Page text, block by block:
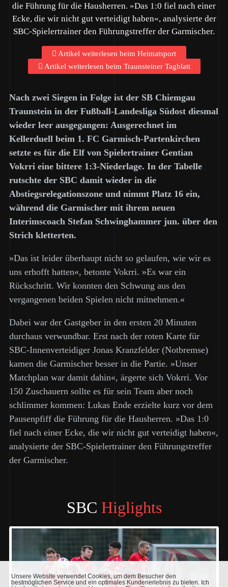
die Führung für die Hausherren. »Das 1:0 fiel nach einer
Ecke, die wir nicht gut verteidigt haben«, analysierte der
SBC-Spielertrainer den Führungstreffer der Garmischer.
Artikel weiterlesen beim Heimatsport
Artikel weiterlesen beim Traunsteiner Tagblatt
Nach zwei Siegen in Folge ist der SB Chiemgau
Traunstein in der Fußball-Landesliga Südost diesmal
wieder leer ausgegangen: Ausgerechnet im
Kellerduell beim 1. FC Garmisch-Partenkirchen
setzte es für die Elf von Spielertrainer Gentian
Vokrri eine bittere 1:3-Niederlage. In der Tabelle
rutschte der SBC damit wieder in die
Abstiegsrelegationszone und nimmt Platz 16 ein,
während die Garmischer mit ihrem neuen
Interimscoach Stefan Schwinghammer jun. über den
Strich kletterten.
»Das ist leider überhaupt nicht so gelaufen, wie wir es
uns erhofft hatten«, betonte Vokrri. »Es war ein
Rückschritt. Wir konnten den Schwung aus den
vergangenen beiden Spielen nicht mitnehmen.«
Dabei war der Gastgeber in den ersten 20 Minuten
durchaus verwundbar. Erst nach der roten Karte für
SBC-Innenverteidiger Jonas Kranzfelder (Notbremse)
kamen die Garmischer besser in die Partie. »Unser
Matchplan war damit dahin«, ärgerte sich Vokrri. Vor
150 Zuschauern sollte es für sein Team aber noch
schlimmer kommen: Lukas Ende erzielte kurz vor dem
Pausenpfiff die Führung für die Hausherren. »Das 1:0
fiel nach einer Ecke, die wir nicht gut verteidigt haben«,
analysierte der SBC-Spielertrainer den Führungstreffer
der Garmischer.
SBC Higlights